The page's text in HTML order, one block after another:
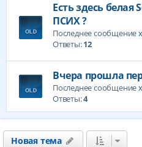
Есть здесь белая
ПСИХ ?
Последнее сообщение
Ответы:12
Вчера прошла
Последнее сообщение
Ответы:4
Новая тема